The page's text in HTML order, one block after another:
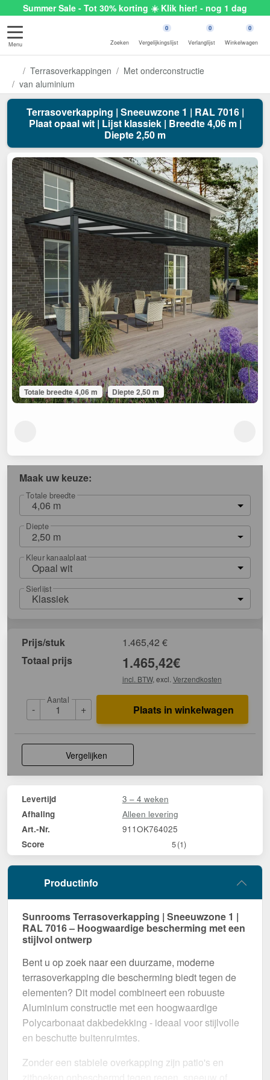
Summer Sale - Tot 30% korting ☀️ Klik hier! - nog 1 dag
Menu Zoeken
0
Vergelijkingslijst
0
Verlanglijst
0
Winkelwagen
Terrasoverkappingen
Met onderconstructie
van aluminium
Terrasoverkapping | Sneeuwzone 1 | RAL 7016 |
Plaat opaal wit | Lijst klassiek | Breedte 4,06 m |
Diepte 2,50 m
Totale breedte 4,06 m Diepte 2,50 m
Maak uw keuze:
Totale breedte
4,06 m
Diepte
2,50 m
Kleur kanaalplaat
Opaal wit
Sierlijst
Klassiek
Prijs/stuk 1.465,42 €
Totaal prijs
1.465,42€
incl. BTW, excl. Verzendkosten
-
Aantal
+ Plaats in winkelwagen
Vergelijken
Levertijd 3 – 4 weken
Afhaling Alleen levering
Art.-Nr. 911OK764025
Score 5(1)
Productinfo
Sunrooms Terrasoverkapping | Sneeuwzone 1 |
RAL 7016 – Hoogwaardige bescherming met een
stijlvol ontwerp
Bent u op zoek naar een duurzame, moderne
terrasoverkapping die bescherming biedt tegen de
elementen? Dit model combineert een robuuste
Aluminium constructie met een hoogwaardige
Polycarbonaat dakbedekking - ideaal voor stijlvolle
en beschutte buitenruimtes.
Zonder een stabiele overkapping zijn patio's en